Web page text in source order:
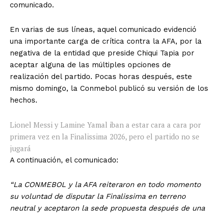
comunicado.
En varias de sus líneas, aquel comunicado evidenció
una importante carga de crítica contra la AFA, por la
negativa de la entidad que preside Chiqui Tapia por
aceptar alguna de las múltiples opciones de
realización del partido. Pocas horas después, este
mismo domingo, la Conmebol publicó su versión de los
hechos.
Lionel Messi y Lamine Yamal iban a estar cara a cara por
primera vez en la Finalissima 2026, pero el partido no se
jugará
A continuación, el comunicado:
“La CONMEBOL y la AFA reiteraron en todo momento
su voluntad de disputar la Finalissima en terreno
neutral y aceptaron la sede propuesta después de una